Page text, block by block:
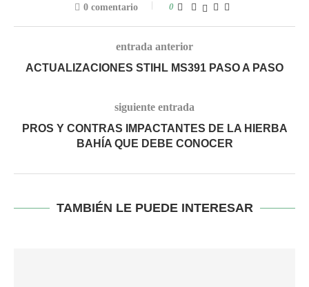
0 comentario 0
entrada anterior
ACTUALIZACIONES STIHL MS391 PASO A PASO
siguiente entrada
PROS Y CONTRAS IMPACTANTES DE LA HIERBA
BAHÍA QUE DEBE CONOCER
TAMBIÉN LE PUEDE INTERESAR